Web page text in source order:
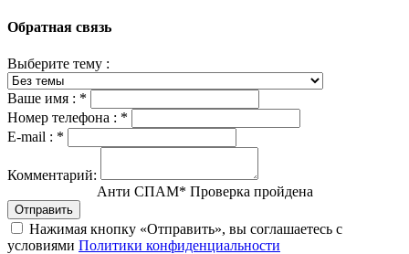
Обратная связь
Выберите тему :
Ваше имя : *
Номер телефона : *
E-mail : *
Комментарий:
Анти СПАМ* Проверка пройдена
Отправить
Нажимая кнопку «Отправить», вы соглашаетесь с
условиями Политики конфиденциальности